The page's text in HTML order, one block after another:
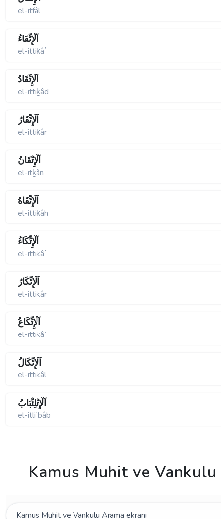
el-itfâl
اَلْإِتِّقَاءُ
el-ittiḵâ΄
اَلْإِتِّقَادُ
el-ittiḵâd
اَلْإِتِّقَارُ
el-ittiḵâr
اَلْإِتْقَانُ
el-itḵân
اَلْإِتِّقَاهُ
el-ittiḵâh
اَلْإِتِّكَاءُ
el-ittikâ΄
اَلْإِتِّكَارُ
el-ittikâr
اَلْإِتِّكَاعُ
el-ittikâʹ
اَلْإِتِّكَالُ
el-ittikâl
اَلْإِتْلِئْبَابُ
el-itli΄bâb
Kamus Muhit ve